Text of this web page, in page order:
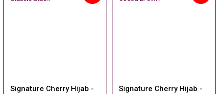
Signature Cherry Hijab -
Signature Cherry Hijab -